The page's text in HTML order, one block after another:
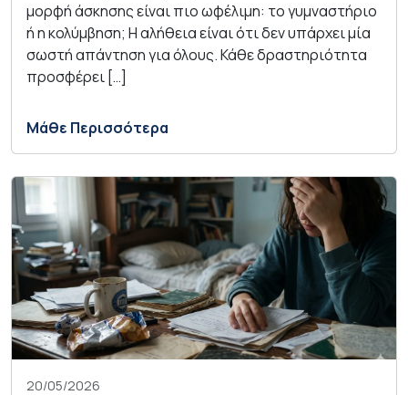
μορφή άσκησης είναι πιο ωφέλιμη: το γυμναστήριο
ή η κολύμβηση; Η αλήθεια είναι ότι δεν υπάρχει μία
σωστή απάντηση για όλους. Κάθε δραστηριότητα
προσφέρει […]
Μάθε Περισσότερα
20/05/2026